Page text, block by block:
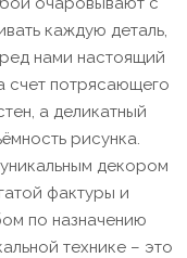
каждую деталь,
нами настоящий
счет потрясающего
а деликатный
рисунка.
декором
фактуры и
по назначению
технике – это